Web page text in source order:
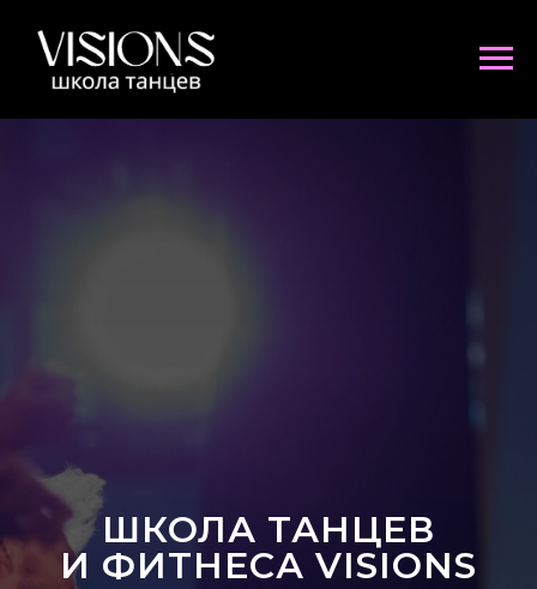
ШКОЛА ТАНЦЕВ
И ФИТНЕСА VISIONS